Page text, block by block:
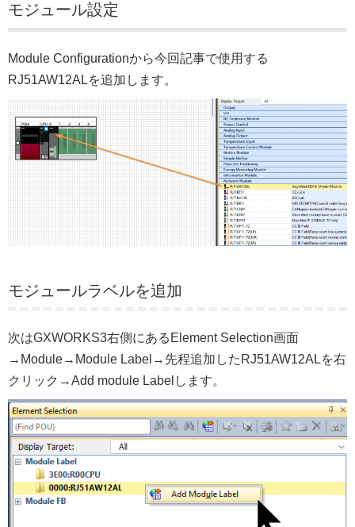
モジュール設定
Module Configurationから今回記事で使用する
RJ51AW12ALを追加します。
モジュールラベルを追加
次はGXWORKS3右側にあるElement Selection画面
→Module→Module Label→先程追加したRJ51AW12ALを右
クリック→Add module Labelします。